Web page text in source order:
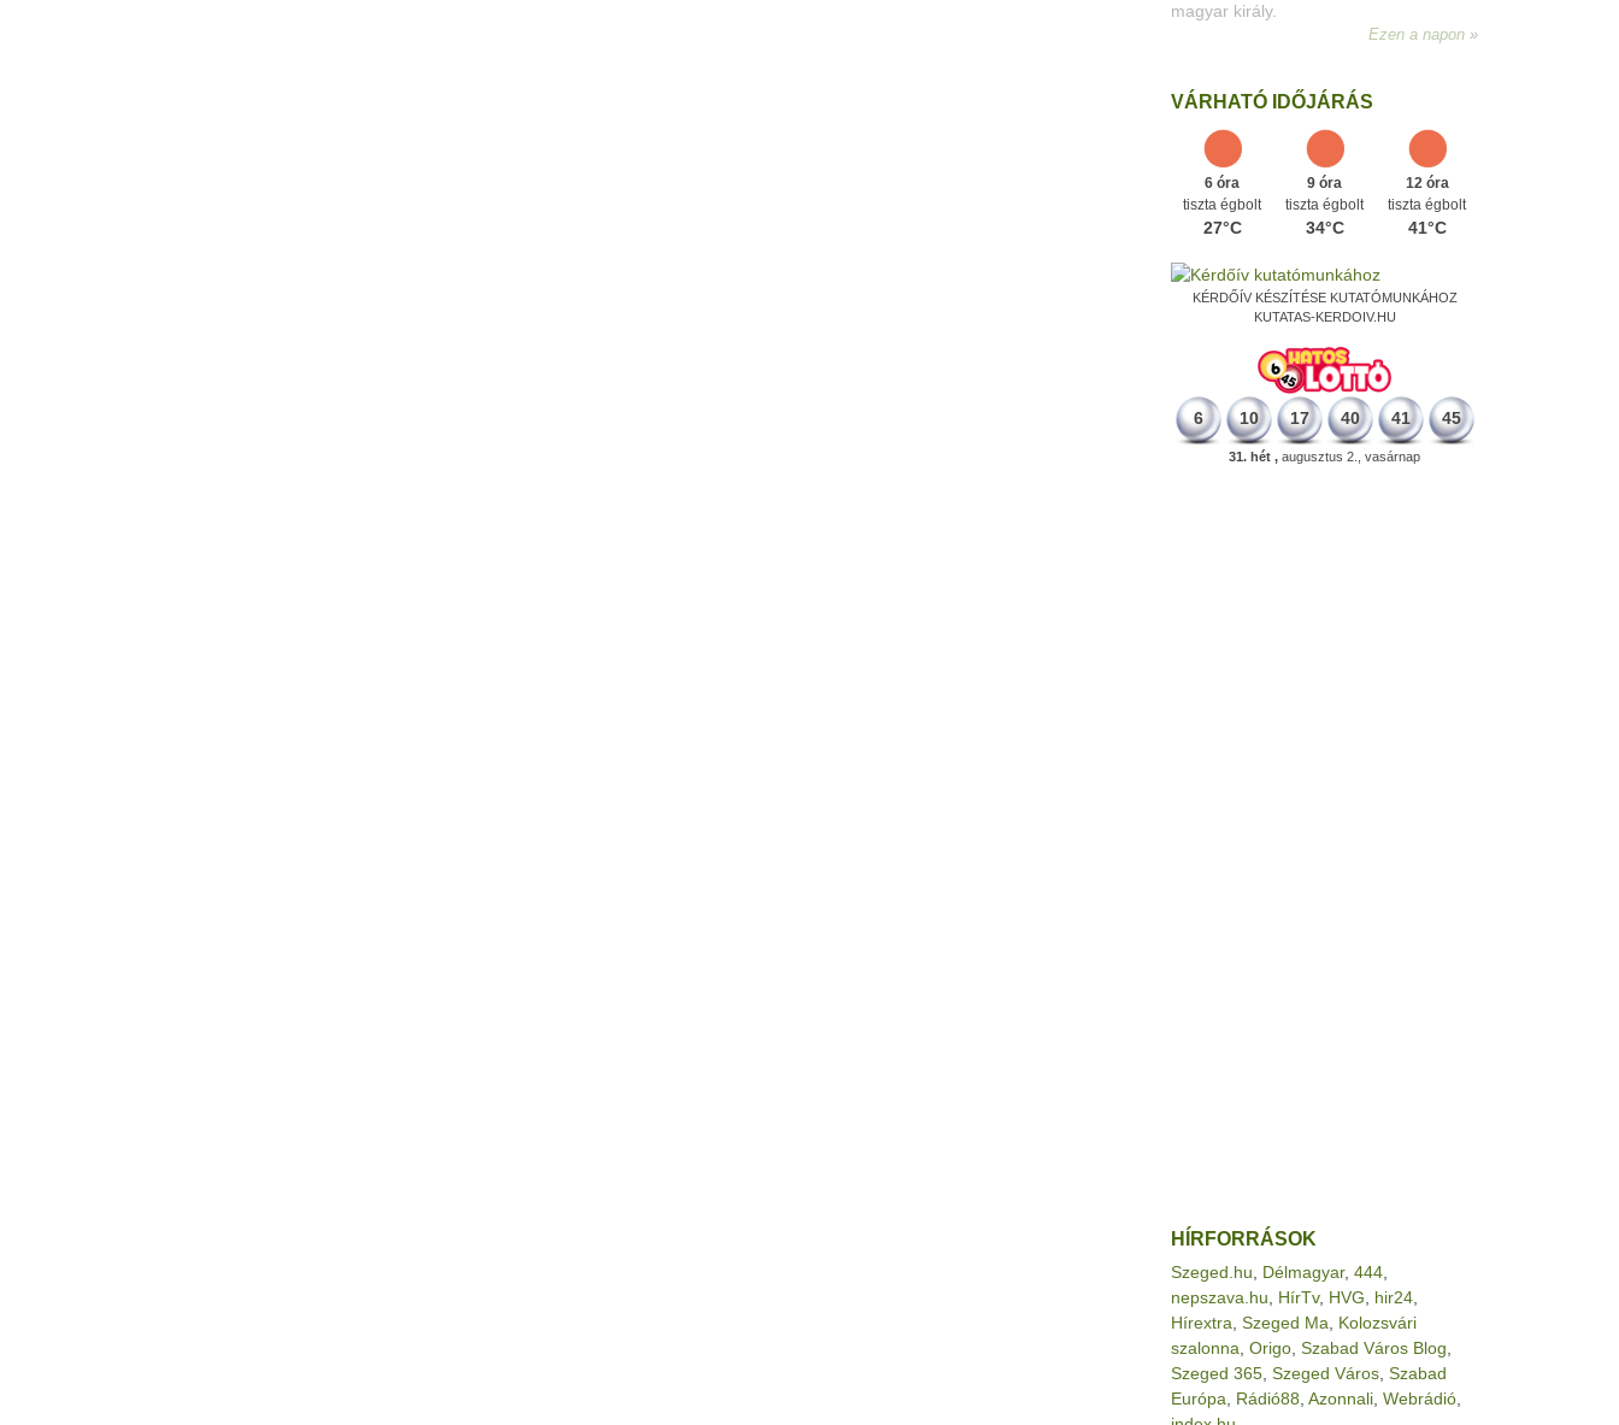
győzelem, ahol a magyarok utoljára
győzték le a törököket Mohács előtt.
VÁRHATÓ IDŐJÁRÁS
6 óra
tiszta égbolt
27°C
9 óra
tiszta égbolt
34°C
12 óra
tiszta égbolt
41°C
KÉRDŐÍV KÉSZÍTÉSE KUTATÓMUNKÁHOZ
KUTATAS-KERDOIV.HU
6 10 17 40 41 45
31. hét , augusztus 2., vasárnap
HÍRFORRÁSOK
Szeged.hu Délmagyar, 444
nepszava.hu
HírTv, HVG hir24
Hírextra Szeged Ma
Kolozsvári
szalonna Origo Szabad Város Blog
Szeged 365 Szeged Város Szabad
Európa
Rádió88 Azonnali Webrádió